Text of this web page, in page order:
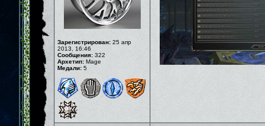
Зарегистрирован: 25 апр
2013, 16:46
Сообщения: 322
Архетип: Mage
Медали: 5